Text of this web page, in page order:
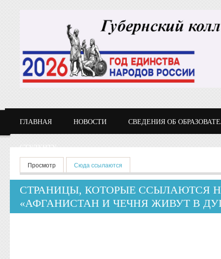
ГЛАВНАЯ НОВОСТИ СВЕДЕНИЯ ОБ
СТУДЕНТУ
Главные вкладки
Просмотр Сюда ссылаются
СТРАНИЦЫ, КОТОРЫЕ ССЫЛАЮТСЯ
«АФГАНИСТАН И ЧЕЧНЯ ЖИВУТ В